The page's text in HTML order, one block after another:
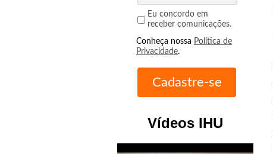
Eu concordo em
receber comunicações.
Conheça nossa Política de
Privacidade.
Vídeos IHU